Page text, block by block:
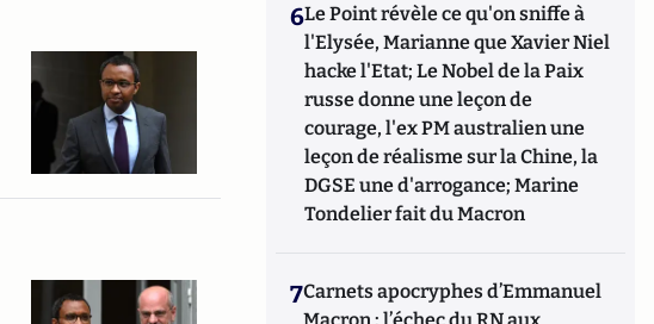
6Le Point révèle ce qu'on sniffe à
l'Elysée, Marianne que Xavier Niel
hacke l'Etat; Le Nobel de la Paix
russe donne une leçon de
courage, l'ex PM australien une
leçon de réalisme sur la Chine, la
DGSE une d'arrogance; Marine
Tondelier fait du Macron
7Carnets apocryphes d’Emmanuel